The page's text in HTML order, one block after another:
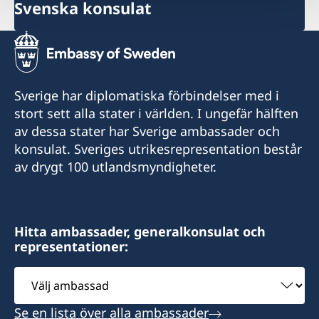
Svenska konsulat
Sverige har diplomatiska förbindelser med i
stort sett alla stater i världen. I ungefär hälften
av dessa stater har Sverige ambassader och
konsulat. Sveriges utrikesrepresentation består
av drygt 100 utlandsmyndigheter.
Hitta ambassader, generalkonsulat och
representationer:
Välj
ambassad
Se en lista över alla ambassader